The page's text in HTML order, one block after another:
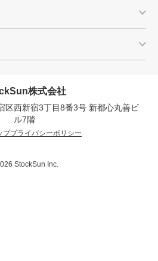
東京都新宿区西新宿3丁目8番3号 新都心
株式会社
西新宿3丁目8番3号 新都心丸善ビ
ル7階
ププライバシーポリシー
StockSun Inc.